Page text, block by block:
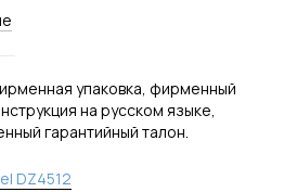
упаковка, фирменный
на русском языке,
гарантийный талон.
DZ4512